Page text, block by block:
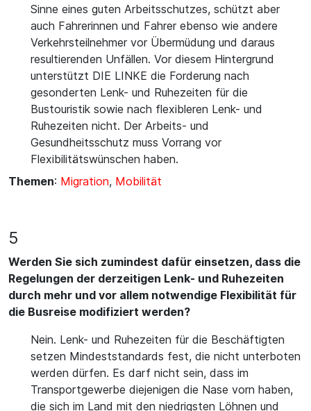
Sinne eines guten Arbeitsschutzes, schützt aber
auch Fahrerinnen und Fahrer ebenso wie andere
Verkehrsteilnehmer vor Übermüdung und daraus
resultierenden Unfällen. Vor diesem Hintergrund
unterstützt DIE LINKE die Forderung nach
gesonderten Lenk- und Ruhezeiten für die
Bustouristik sowie nach flexibleren Lenk- und
Ruhezeiten nicht. Der Arbeits- und
Gesundheitsschutz muss Vorrang vor
Flexibilitätswünschen haben.
Themen: Migration, Mobilität
5
Werden Sie sich zumindest dafür einsetzen, dass die
Regelungen der derzeitigen Lenk- und Ruhezeiten
durch mehr und vor allem notwendige Flexibilität für
die Busreise modifiziert werden?
Nein. Lenk- und Ruhezeiten für die Beschäftigten
setzen Mindeststandards fest, die nicht unterboten
werden dürfen. Es darf nicht sein, dass im
Transportgewerbe diejenigen die Nase vorn haben,
die sich im Land mit den niedrigsten Löhnen und